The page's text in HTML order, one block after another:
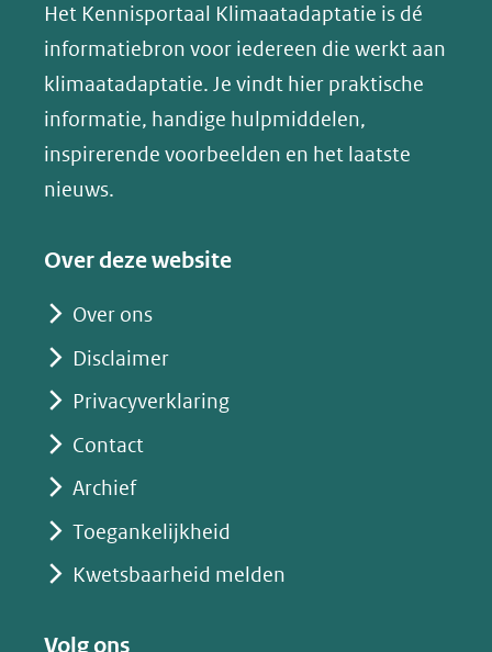
naar
een
andere
website)
Het Kennisportaal Klimaatadaptatie is dé
informatiebron voor iedereen die werkt aan
klimaatadaptatie. Je vindt hier praktische
informatie, handige hulpmiddelen,
inspirerende voorbeelden en het laatste
nieuws.
Over deze website
Over ons
Disclaimer
Privacyverklaring
Contact
Archief
Toegankelijkheid
Kwetsbaarheid melden
Volg ons